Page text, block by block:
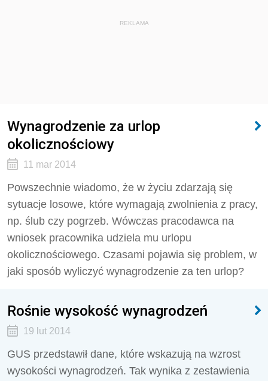
REKLAMA
Wynagrodzenie za urlop
okolicznościowy
11 mar 2014
Powszechnie wiadomo, że w życiu zdarzają się
sytuacje losowe, które wymagają zwolnienia z pracy,
np. ślub czy pogrzeb. Wówczas pracodawca na
wniosek pracownika udziela mu urlopu
okolicznościowego. Czasami pojawia się problem, w
jaki sposób wyliczyć wynagrodzenie za ten urlop?
Rośnie wysokość wynagrodzeń
19 lut 2014
GUS przedstawił dane, które wskazują na wzrost
wysokości wynagrodzeń. Tak wynika z zestawienia